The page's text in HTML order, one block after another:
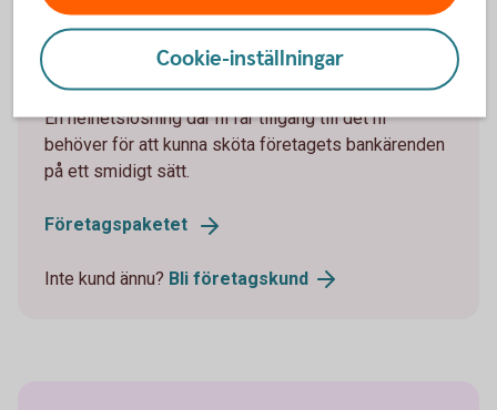
Företagskonto ingår i vårt
företagspaket
En helhetslösning där ni får tillgång till det ni
behöver för att kunna sköta företagets bankärenden
på ett smidigt sätt.
Företagspaketet
Inte kund ännu? Bli företagskund
Cookie-inställningar